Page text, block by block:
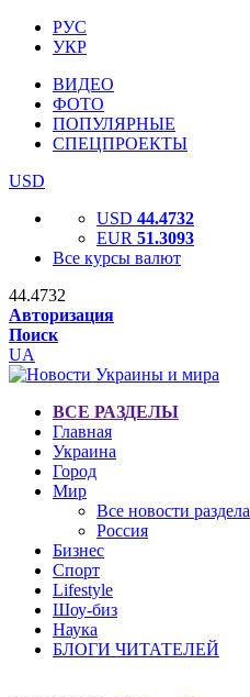
РУС
УКР
ВИДЕО
ФОТО
ПОПУЛЯРНЫЕ
СПЕЦПРОЕКТЫ
USD
USD 44.4732
EUR 51.3093
Все курсы валют
44.4732
Авторизация
Поиск
UA
ВСЕ РАЗДЕЛЫ
Главная
Украина
Город
Мир
Все новости раздела
Россия
Бизнес
Спорт
Lifestyle
Шоу-биз
Наука
БЛОГИ ЧИТАТЕЛЕЙ